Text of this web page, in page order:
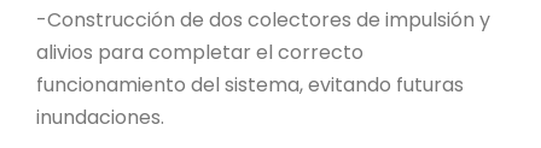
-Construcción de dos colectores de impulsión y
alivios para completar el correcto
funcionamiento del sistema, evitando futuras
inundaciones.